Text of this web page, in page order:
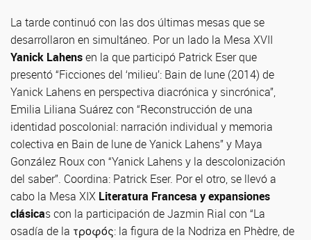
La tarde continuó con las dos últimas mesas que se
desarrollaron en simultáneo. Por un lado la Mesa XVII
Yanick Lahensen la que participó Patrick Eser que
presentó “Ficciones del ‘milieu’: Bain de lune (2014) de
Yanick Lahens en perspectiva diacrónica y sincrónica”,
Emilia Liliana Suárez con “Reconstrucción de una
identidad poscolonial: narración individual y memoria
colectiva en Bain de lune de Yanick Lahens” y Maya
González Roux con “Yanick Lahens y la descolonización
del saber”. Coordina: Patrick Eser. Por el otro, se llevó a
cabo la Mesa XIX Literatura Francesa y expansiones
clásicas con la participación de Jazmin Rial con “La
osadía de la τροφός: la figura de la Nodriza en Phèdre, de